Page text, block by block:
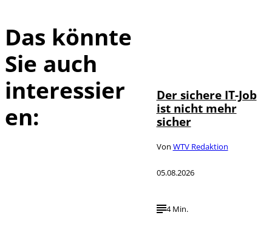
Das könnte
Sie auch
interessier
en:
Der sichere IT-Job
ist nicht mehr
sicher
Von WTV Redaktion
05.08.2026
4 Min.